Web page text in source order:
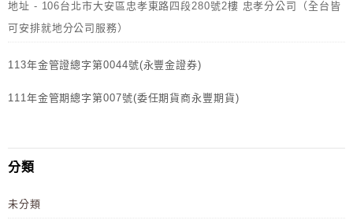
地址 - 106台北市大安區忠孝東路四段280號2樓 忠孝分公司（全台皆
可安排就地分公司服務）
113年金管證總字第0044號(永豐金證券)
111年金管期總字第007號(委任期貨商永豐期貨)
分類
未分類